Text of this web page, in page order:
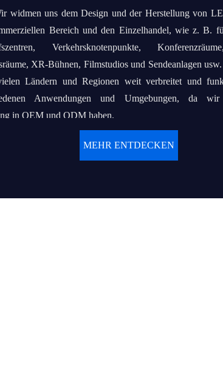
widmen uns dem Design und der Herstellung von
Bereich und den Einzelhandel, wie z. B.
Verkehrsknotenpunkte,
XR-Bühnen, Filmstudios und Sendeanlagen
Ländern und Regionen weit verbreitet und
Anwendungen und Umgebungen, da wir
in OEM und ODM haben.
endgültiges Ziel ist es, eine langfristige
Großhändlern oder Auftragnehmern helfen
Werte schaffen und Werte für Kunden und
MEHR ENTDECKEN